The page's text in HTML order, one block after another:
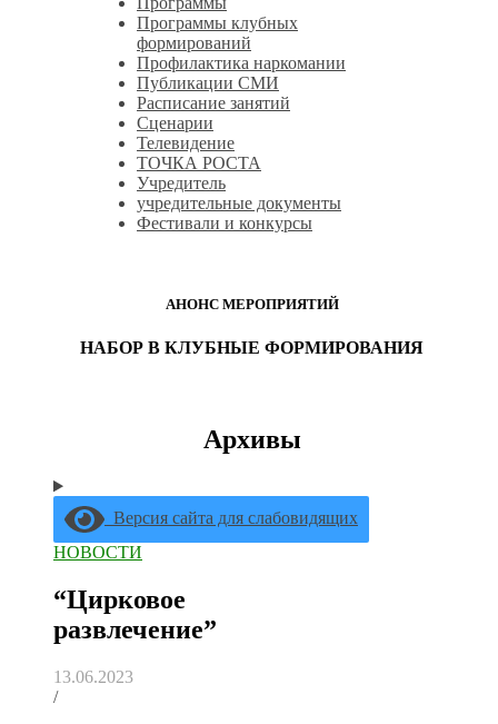
Программы клубных
формирований
Профилактика наркомании
Публикации СМИ
Расписание занятий
Сценарии
Телевидение
ТОЧКА РОСТА
Учредитель
учредительные документы
Фестивали и конкурсы
АНОНС МЕРОПРИЯТИЙ
НАБОР В КЛУБНЫЕ ФОРМИРОВАНИЯ
Архивы
Версия сайта для слабовидящих
НОВОСТИ
“Цирковое
развлечение”
13.06.2023
/